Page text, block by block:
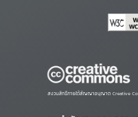
สงวนสิทธิ์ภายใต้สัญญาอนุญาต Creative